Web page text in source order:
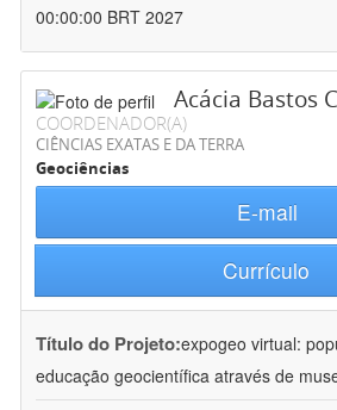
00:00:00 BRT 2027
Acácia Bastos
COORDENADOR(A)
CIÊNCIAS EXATAS E DA TERRA
Geociências
E-mail
Currículo
Título do Projeto:expogeo virtual:
educação geocientífica através de